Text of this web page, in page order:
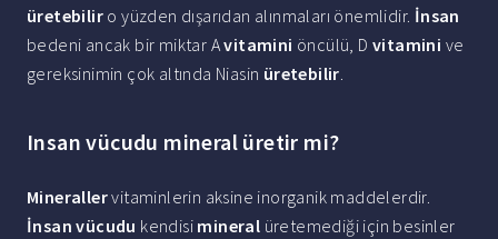
üretebilir o yüzden dışarıdan alınmaları önemlidir. İnsan
bedeni ancak bir miktar Avitamini öncülü, Dvitamini ve
gereksinimin çok altında Niasin üretebilir.
Insan vücudu mineral üretir mi?
Minerallervitaminlerin aksine inorganik maddelerdir.
İnsan vücudu kendisi mineral üretemediği için besinler